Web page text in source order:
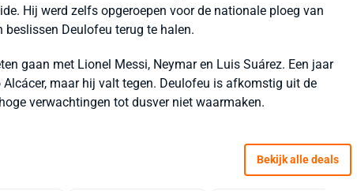
Hij werd zelfs opgeroepen voor de nationale ploeg van
Deulofeu terug te halen.
gaan met Lionel Messi, Neymar en Luis Suárez. Een jaar
maar hij valt tegen. Deulofeu is afkomstig uit de
verwachtingen tot dusver niet waarmaken.
Bekijk alle deals